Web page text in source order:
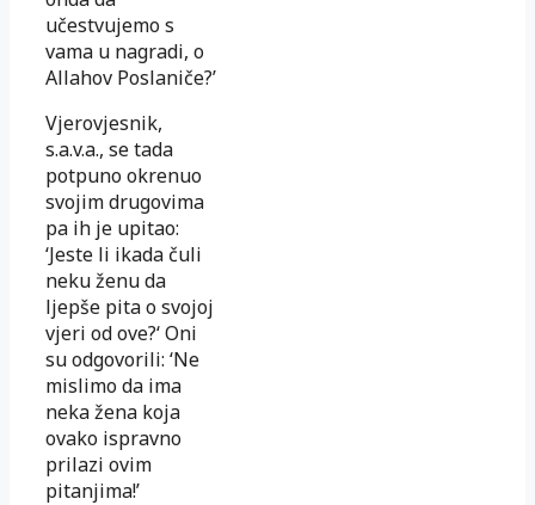
učestvujemo s
vama u nagradi, o
Allahov Poslaniče?’
Vjerovjesnik,
s.a.v.a., se tada
potpuno okrenuo
svojim drugovima
pa ih je upitao:
‘Jeste li ikada čuli
neku ženu da
ljepše pita o svojoj
vjeri od ove?‘ Oni
su odgovorili: ‘Ne
mislimo da ima
neka žena koja
ovako ispravno
prilazi ovim
pitanjima!’